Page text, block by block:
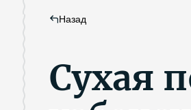
Назад
Сухая